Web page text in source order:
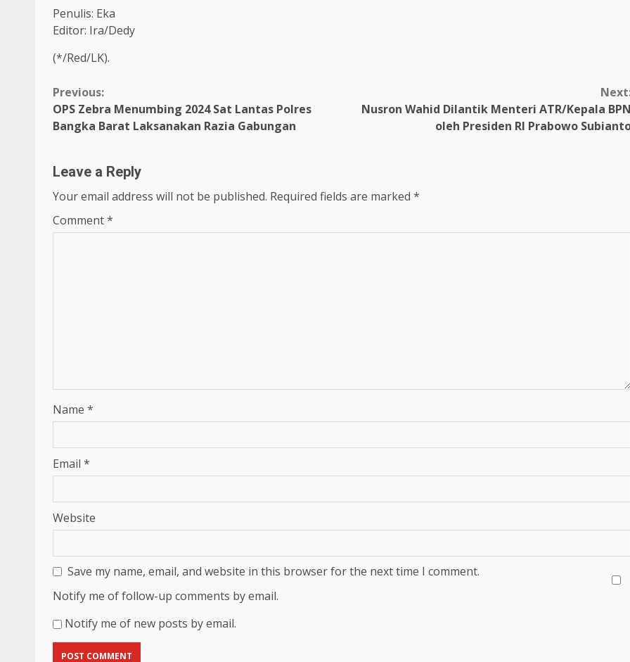
Penulis: Eka
Editor: Ira/Dedy
(*/Red/LK).
Continue
Reading
Previous:
OPS Zebra Menumbing 2024 Sat Lantas Polres
Bangka Barat Laksanakan Razia Gabungan
Nusron Wahid Dilantik Menteri ATR/Kepala BPN
oleh Presiden RI Prabowo
Leave a Reply
Your email address will not be published. Required fields are marked *
Comment*
Name *
Email *
Website
Save my name, email, and website in this browser for the next time I comment.
Notify me of follow-up comments by email.
Notify me of new posts by email.